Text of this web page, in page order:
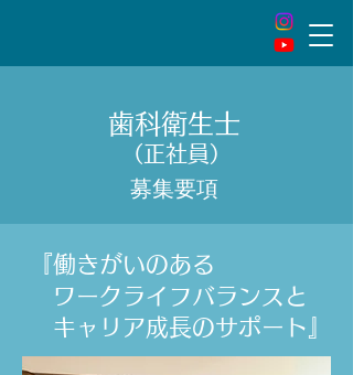
歯科衛生士
（正社員）
募集要項
ワークライフバランスと
キャリア成長のサポート』
『働きがいのある